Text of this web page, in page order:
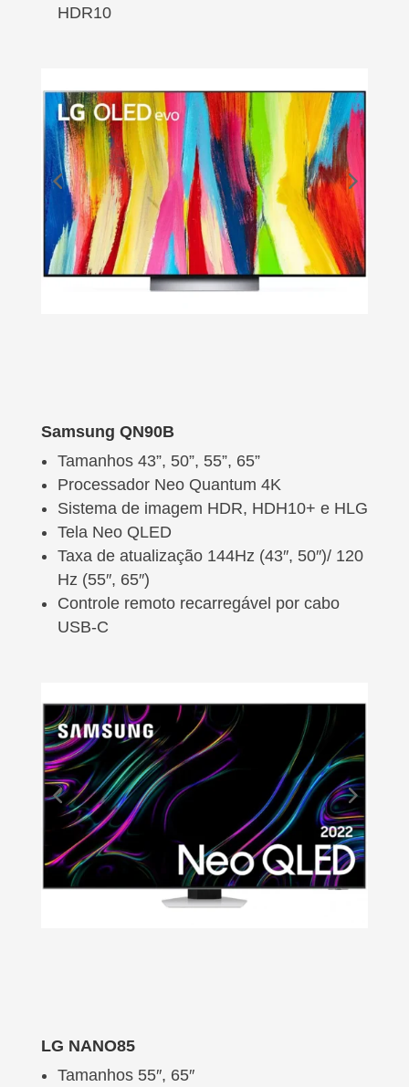
HDR10
Samsung QN90B
Tamanhos 43”, 50”, 55”, 65”
Processador Neo Quantum 4K
Sistema de imagem HDR, HDH10+ e HLG
Tela Neo QLED
Taxa de atualização 144Hz (43″, 50″)/ 120
Hz (55″, 65″)
Controle remoto recarregável por cabo
USB-C
LG NANO85
Tamanhos 55″, 65″